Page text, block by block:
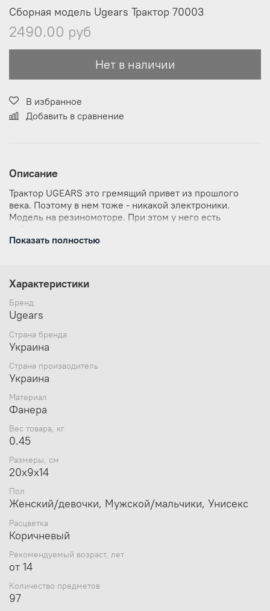
Сборная модель Ugears Трактор 70003
2490.00 руб
Нет в наличии
В избранное
Добавить в сравнение
Описание
Трактор UGEARS это гремящий привет из прошлого
века. Поэтому в нем тоже - никакой электроники.
Модель на резиномоторе. При этом у него есть
режима. В режиме “park” трактор можно завести. В
бешеный. Модель для самостоятельной сборки без
клея.
Показать полностью
Характеристики
Бренд
Ugears
Страна бренда
Украина
Страна производитель
Украина
Материал
Фанера
Вес товара, кг
0.45
Размеры, см
20х9х14
Пол
Женский/девочки, Мужской/мальчики, Унисекс
Расцветка
Коричневый
Рекомендуемый возраст, лет
от 14
Количество предметов
97